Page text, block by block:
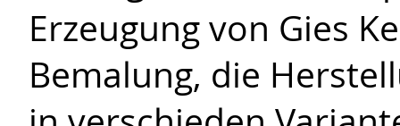
Erzeugung von Gies
Bemalung, die